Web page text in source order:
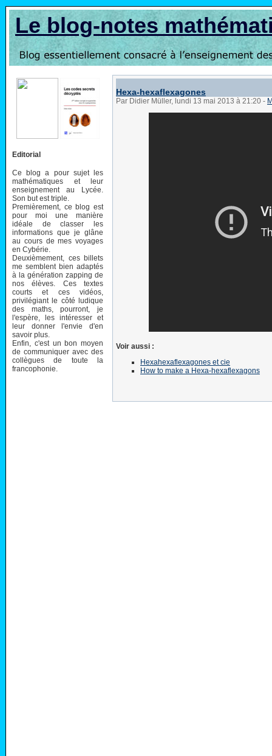
Le blog-notes
Editorial
Ce blog a pour sujet les
mathématiques et leur
enseignement au Lycée.
Son but est triple.
Premièrement, ce blog est
pour moi une manière
idéale de classer les
informations que je glâne
au cours de mes voyages
en Cybérie.
Deuxièmement, ces billets
me semblent bien adaptés
à la génération zapping de
nos élèves. Ces textes
courts et ces vidéos,
privilégiant le côté ludique
des maths, pourront, je
l'espère, les intéresser et
leur donner l'envie d'en
savoir plus.
Enfin, c'est un bon moyen
de communiquer avec des
collègues de toute la
francophonie.
Hexa-hexaflexagones
Par Didier Müller, lundi 13 mai 2013 à 21:20 -
Voir aussi :
Hexahexaflexagones et cie
How to make a Hexa-hexaflexagons